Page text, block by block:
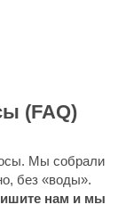
(FAQ)
Мы собрали
без «воды».
нам и мы